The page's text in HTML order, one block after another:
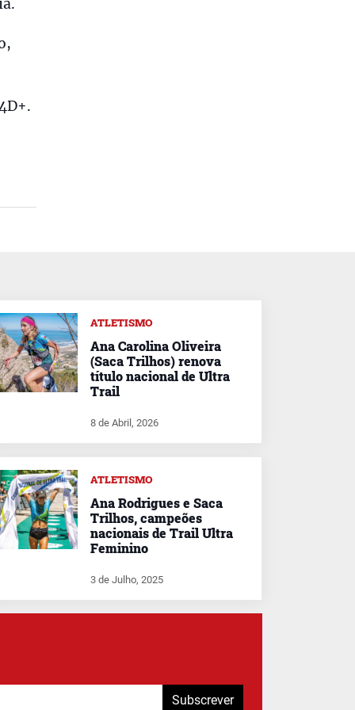
ATLETISMO
Ana Carolina Oliveira
(Saca Trilhos) renova
título nacional de Ultra
Trail
8 de Abril, 2026
ATLETISMO
Ana Rodrigues e Saca
Trilhos, campeões
nacionais de Trail Ultra
Feminino
3 de Julho, 2025
Subscrever